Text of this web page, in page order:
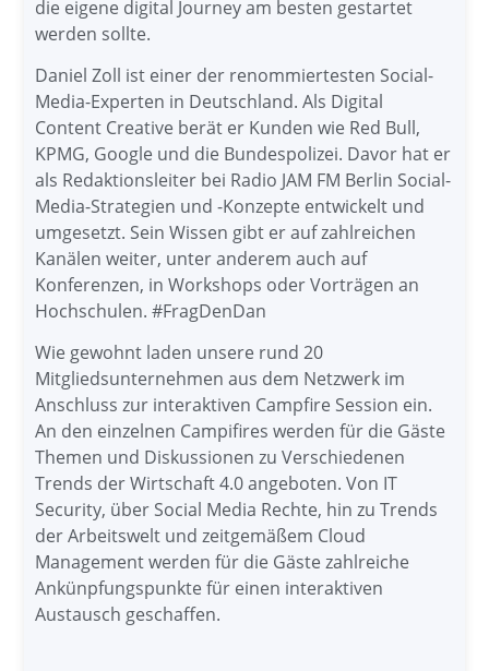
die eigene digital Journey am besten gestartet
werden sollte.
Daniel Zoll ist einer der renommiertesten Social-
Media-Experten in Deutschland. Als Digital
Content Creative berät er Kunden wie Red Bull,
KPMG, Google und die Bundespolizei. Davor hat er
als Redaktionsleiter bei Radio JAM FM Berlin Social-
Media-Strategien und -Konzepte entwickelt und
umgesetzt. Sein Wissen gibt er auf zahlreichen
Kanälen weiter, unter anderem auch auf
Konferenzen, in Workshops oder Vorträgen an
Hochschulen. #FragDenDan
Wie gewohnt laden unsere rund 20
Mitgliedsunternehmen aus dem Netzwerk im
Anschluss zur interaktiven Campfire Session ein.
An den einzelnen Campifires werden für die Gäste
Themen und Diskussionen zu Verschiedenen
Trends der Wirtschaft 4.0 angeboten. Von IT
Security, über Social Media Rechte, hin zu Trends
der Arbeitswelt und zeitgemäßem Cloud
Management werden für die Gäste zahlreiche
Ankünpfungspunkte für einen interaktiven
Austausch geschaffen.